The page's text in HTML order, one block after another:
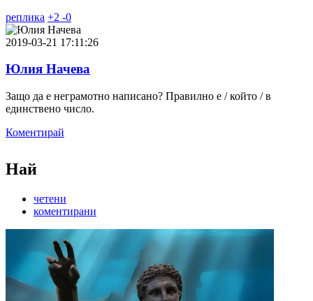
реплика +2 -0
2019-03-21 17:11:26
Юлия Начева
Защо да е неграмотно написано? Правилно е / който / в
единствено число.
Коментирай
Най
четени
коментирани